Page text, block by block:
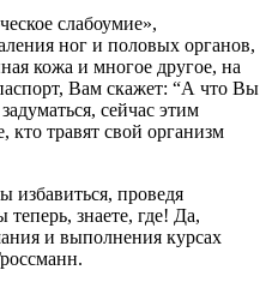
слабоумие»,
ног и половых органов,
кожа и многое другое, на
Вам скажет: “А что Вы
сейчас этим
кто травят свой организм
проведя
знаете, где! Да,
и выполнения курсах